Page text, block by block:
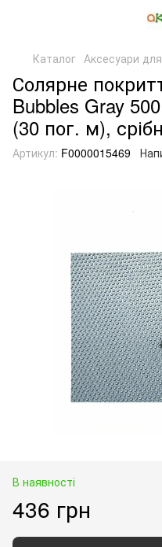
Каталог Аксесуари
Солярне
Bubbles Gray
(30 пог. м),
Артикул: F0000015469
В наявності
436 грн